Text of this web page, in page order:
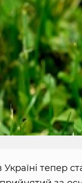
Україні тепер